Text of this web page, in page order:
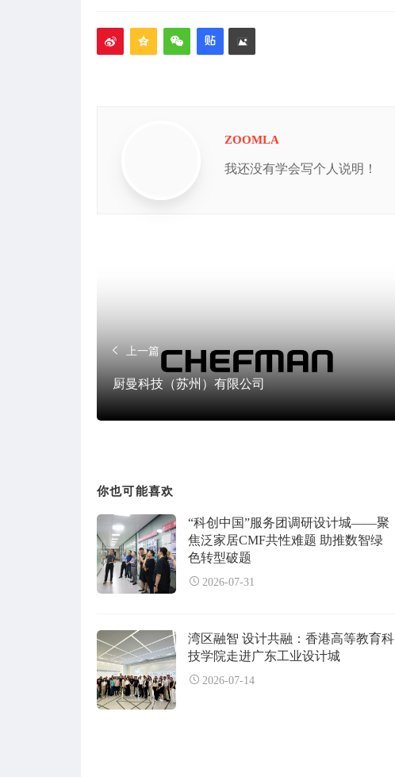
ZOOMLA
我还没有学会写个人说明！
上一篇
厨曼科技（苏州）有限公司
你也可能喜欢
“科创中国”服务团调研设计城——聚
焦泛家居CMF共性难题 助推数智绿
色转型破题
2026-07-31
湾区融智 设计共融：香港高等教育科
技学院走进广东工业设计城
2026-07-14